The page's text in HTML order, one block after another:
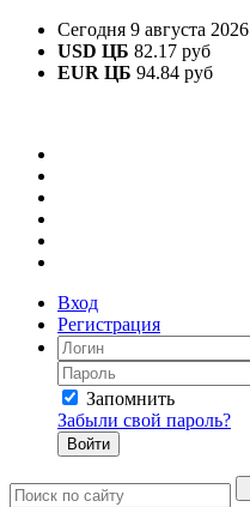
Сегодня 9 августа 2026
USD ЦБ 82.17 руб
EUR ЦБ 94.84 руб
Вход
Регистрация
Запомнить
Забыли свой пароль?